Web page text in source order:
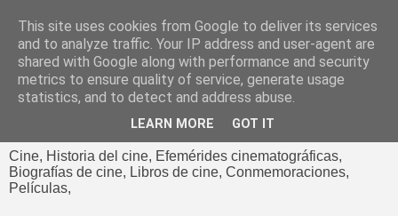
El cultural
cinematográfico de Jorge
Cine, Historia del cine, Efemérides cinematográficas,
Biografías de cine, Libros de cine, Conmemoraciones,
Películas,
This site uses cookies from Google to deliver its services
and to analyze traffic. Your IP address and user-agent are
shared with Google along with performance and security
metrics to ensure quality of service, generate usage
statistics, and to detect and address abuse.
LEARN MORE GOT IT